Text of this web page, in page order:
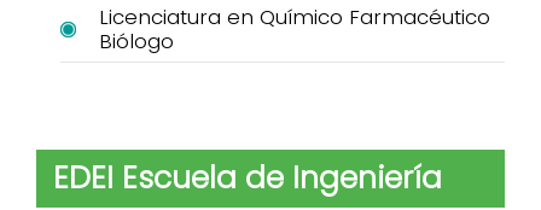
Licenciatura en Químico Farmacéutico
Biólogo
EDEI Escuela de Ingeniería